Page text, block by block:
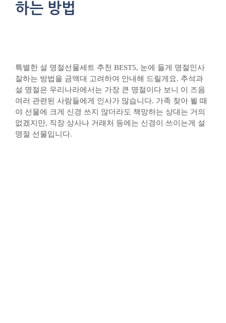
하는 방법
특별한 설 명절선물세트 추천 BEST5, 눈에 들게 명절인사
잘하는 방법을 금액대 고려하여 안내해 드릴게요. 추석과
설 명절은 우리나라에서는 가장 큰 명절이다 보니 이 즈음
여러 관련된 사람들에게 인사가 많습니다. 가족 찾아 뵐 때
야 선물에 크게 신경 쓰지 않더라도 책망하는 상대는 거의
없겠지만, 직장 상사나 거래처 등에는 신경이 쓰이는게 설
명절 선물입니다.